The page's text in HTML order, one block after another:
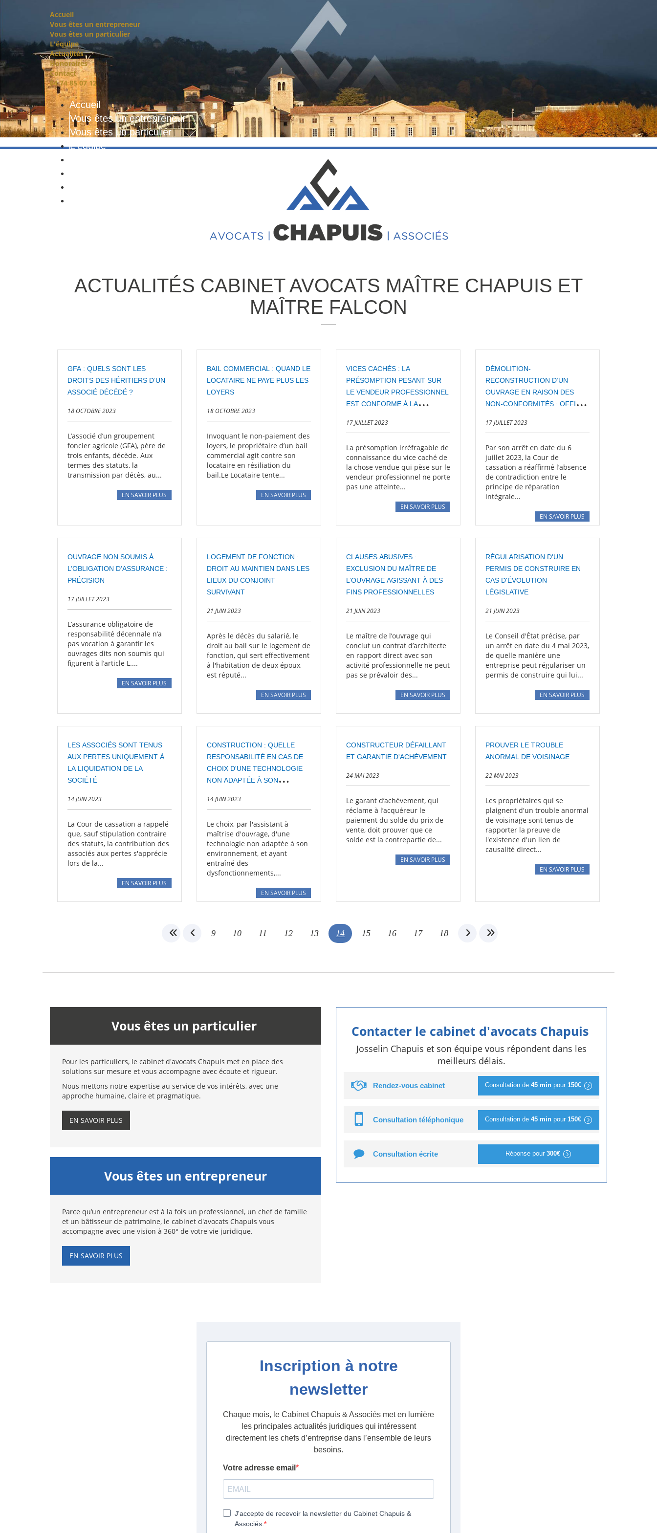
Accueil
Vous êtes un entrepreneur
Vous êtes un particulier
L'équipe
Actualités
Honoraires
Contact
04 74 85 07 12
Accueil
Vous êtes un entrepreneur
Vous êtes un particulier
L'équipe
ACTUALITÉS CABINET AVOCATS MAÎTRE CHAPUIS ET
MAÎTRE FALCON
GFA : QUELS SONT LES
DROITS DES HÉRITIERS D’UN
ASSOCIÉ DÉCÉDÉ ?
18 OCTOBRE 2023
L’associé d’un groupement
foncier agricole (GFA), père de
trois enfants, décède. Aux
termes des statuts, la
transmission par décès, au...
EN SAVOIR PLUS
BAIL COMMERCIAL : QUAND LE
LOCATAIRE NE PAYE PLUS LES
LOYERS
18 OCTOBRE 2023
Invoquant le non-paiement des
loyers, le propriétaire d’un bail
commercial agit contre son
locataire en résiliation du
bail.Le Locataire tente...
EN SAVOIR PLUS
VICES CACHÉS : LA
PRÉSOMPTION PESANT SUR
LE VENDEUR PROFESSIONNEL
EST CONFORME À LA
17 JUILLET 2023
La présomption irréfragable de
connaissance du vice caché de
la chose vendue qui pèse sur le
vendeur professionnel ne porte
pas une atteinte...
EN SAVOIR PLUS
DÉMOLITION-
RECONSTRUCTION D’UN
OUVRAGE EN RAISON DES
NON-CONFORMITÉS : OFFICE
17 JUILLET 2023
Par son arrêt en date du 6
juillet 2023, la Cour de
cassation a réaffirmé l’absence
de contradiction entre le
principe de réparation
intégrale...
EN SAVOIR PLUS
OUVRAGE NON SOUMIS À
L’OBLIGATION D’ASSURANCE :
PRÉCISION
17 JUILLET 2023
L’assurance obligatoire de
responsabilité décennale n’a
pas vocation à garantir les
ouvrages dits non soumis qui
figurent à l’article L....
EN SAVOIR PLUS
LOGEMENT DE FONCTION :
DROIT AU MAINTIEN DANS LES
LIEUX DU CONJOINT
SURVIVANT
21 JUIN 2023
Après le décès du salarié, le
droit au bail sur le logement de
fonction, qui sert effectivement
à l'habitation de deux époux,
est réputé...
EN SAVOIR PLUS
CLAUSES ABUSIVES :
EXCLUSION DU MAÎTRE DE
L’OUVRAGE AGISSANT À DES
FINS PROFESSIONNELLES
21 JUIN 2023
Le maître de l’ouvrage qui
conclut un contrat d’architecte
en rapport direct avec son
activité professionnelle ne peut
pas se prévaloir des...
EN SAVOIR PLUS
RÉGULARISATION D'UN
PERMIS DE CONSTRUIRE EN
CAS D'ÉVOLUTION
LÉGISLATIVE
21 JUIN 2023
Le Conseil d'État précise, par
un arrêt en date du 4 mai 2023,
de quelle manière une
entreprise peut régulariser un
permis de construire qui lui...
EN SAVOIR PLUS
LES ASSOCIÉS SONT TENUS
AUX PERTES UNIQUEMENT À
LA LIQUIDATION DE LA
SOCIÉTÉ
14 JUIN 2023
La Cour de cassation a rappelé
que, sauf stipulation contraire
des statuts, la contribution des
associés aux pertes s'apprécie
lors de la...
EN SAVOIR PLUS
CONSTRUCTION : QUELLE
RESPONSABILITÉ EN CAS DE
CHOIX D'UNE TECHNOLOGIE
NON ADAPTÉE À SON
14 JUIN 2023
Le choix, par l'assistant à
maîtrise d'ouvrage, d'une
technologie non adaptée à son
environnement, et ayant
entraîné des
dysfonctionnements,...
EN SAVOIR PLUS
CONSTRUCTEUR DÉFAILLANT
ET GARANTIE D'ACHÈVEMENT
24 MAI 2023
Le garant d’achèvement, qui
réclame à l’acquéreur le
paiement du solde du prix de
vente, doit prouver que ce
solde est la contrepartie de...
EN SAVOIR PLUS
PROUVER LE TROUBLE
ANORMAL DE VOISINAGE
22 MAI 2023
Les propriétaires qui se
plaignent d'un trouble anormal
de voisinage sont tenus de
rapporter la preuve de
l'existence d'un lien de
causalité direct...
EN SAVOIR PLUS
9 10 11 12 13 14 15 16 17 18
Vous êtes un particulier
Pour les particuliers, le cabinet d'avocats Chapuis met en place des
solutions sur mesure et vous accompagne avec écoute et rigueur.
Nous mettons notre expertise au service de vos intérêts, avec une
approche humaine, claire et pragmatique.
EN SAVOIR PLUS
Vous êtes un entrepreneur
Parce qu’un entrepreneur est à la fois un professionnel, un chef de famille
et un bâtisseur de patrimoine, le cabinet d'avocats Chapuis vous
accompagne avec une vision à 360° de votre vie juridique.
EN SAVOIR PLUS
Contacter le cabinet d'avocats Chapuis
Josselin Chapuis et son équipe vous répondent dans les
meilleurs délais.
Rendez-vous cabinet Consultation de 45 minpour 150€
Consultation téléphonique Consultation de 45 minpour 150€
Consultation écrite Réponse pour 300€